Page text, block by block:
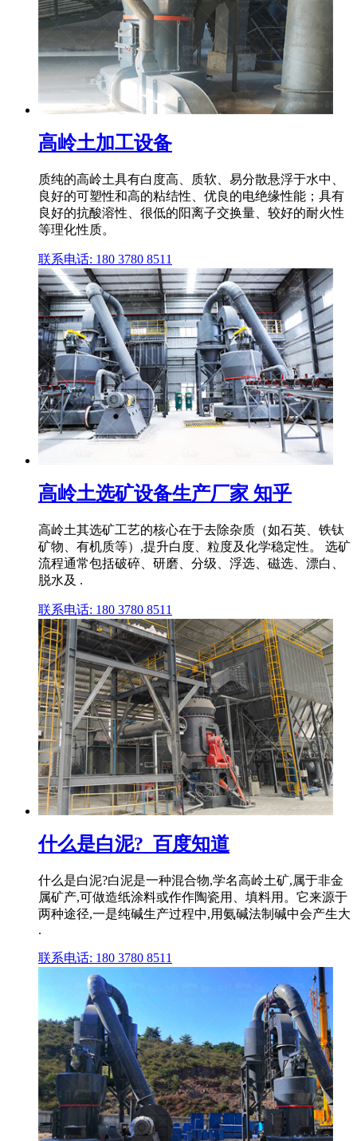
高岭土加工设备
质纯的高岭土具有白度高、质软、易分散悬浮于水中、
良好的可塑性和高的粘结性、优良的电绝缘性能；具有
良好的抗酸溶性、很低的阳离子交换量、较好的耐火性
等理化性质。
联系电话: 180 3780 8511
高岭土选矿设备生产厂家 知乎
高岭土其选矿工艺的核心在于去除杂质（如石英、铁钛
矿物、有机质等）,提升白度、粒度及化学稳定性。 选矿
流程通常包括破碎、研磨、分级、浮选、磁选、漂白、
脱水及 .
联系电话: 180 3780 8511
什么是白泥?_百度知道
什么是白泥?白泥是一种混合物,学名高岭土矿,属于非金
属矿产,可做造纸涂料或作作陶瓷用、填料用。它来源于
两种途径,一是纯碱生产过程中,用氨碱法制碱中会产生大
.
联系电话: 180 3780 8511